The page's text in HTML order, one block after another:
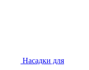
Насадки для